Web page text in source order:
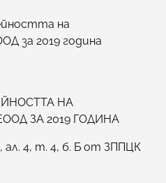
на
за 2019 година
НА
ЗА 2019 ГОДИНА
ал. 4, т. 4, б. Б от ЗППЦК